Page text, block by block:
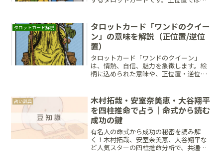
す。今の自分の立ち位置を見直し、着実
な成長に向けて冷静に道筋を立てること
が大切な時期です。
タロットカード解説
タロットカード「ワンドのクイー
ン」の意味を解説（正位置/逆位
置）
タロットカード「ワンドのクイーン」
は、情熱、自信、魅力を象徴します。絵
柄に込められた意味や、正位置・逆位置
ポジティブな影響を与えるためのヒント
を詳しく解説。魅力を活かし、理想の未
来を引き寄せる方法を紹介します。
占い辞典
木村拓哉・安室奈美恵・大谷翔平
を四柱推命で占う｜命式から読む
成功の鍵
有名人の命式から成功の秘密を読み解
く！木村拓哉、安室奈美恵、大谷翔平な
ど人気スターの四柱推命分析で、共通す